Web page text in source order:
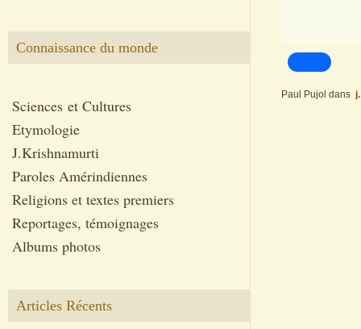
Connaissance du monde
Sciences et Cultures
Etymologie
J.Krishnamurti
Paroles Amérindiennes
Religions et textes premiers
Reportages, témoignages
Albums photos
Articles Récents
Paul Pujol dans